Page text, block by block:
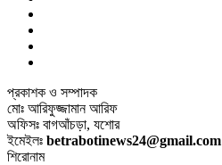
প্রকাশক ও সম্পাদক
মোঃ আরিফুজ্জামান আরিফ
অফিসঃ বাগআঁচড়া, যশোর
ইমেইলঃ betrabotinews24@gmail.com
শিরোনাম